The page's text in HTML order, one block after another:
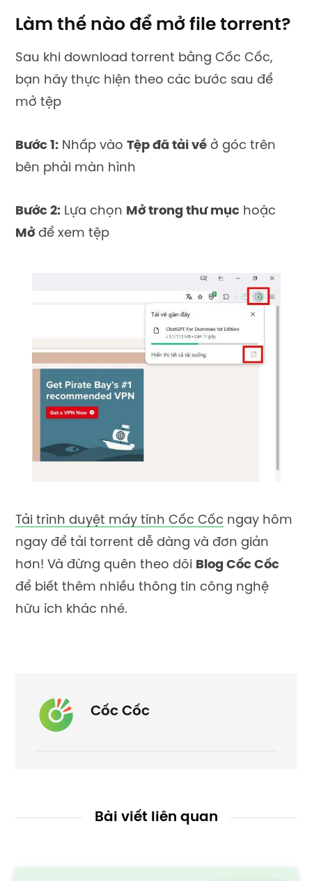
Làm thế nào để mở file torrent?
Sau khi download torrent bằng Cốc Cốc,
bạn hãy thực hiện theo các bước sau để
mở tệp
Bước 1: Nhấp vào Tệp đã tải về ở góc trên
bên phải màn hình
Bước 2: Lựa chọn Mở trong thư mục hoặc
Mởđể xem tệp
Tải trình duyệt máy tính Cốc Cốc ngay hôm
ngay để tải torrent dễ dàng và đơn giản
hơn! Và đừng quên theo dõi Blog Cốc Cốc
để biết thêm nhiều thông tin công nghệ
hữu ích khác nhé.
Cốc Cốc
Bài viết liên quan